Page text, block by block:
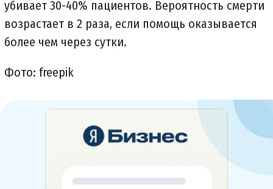
убивает 30-40% пациентов. Вероятность смерти
возрастает в 2 раза, если помощь оказывается
более чем через сутки.
Фото: freepik